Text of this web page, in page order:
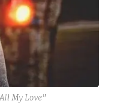
My Love"